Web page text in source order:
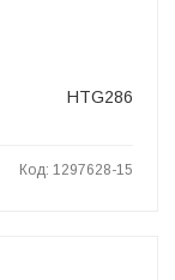
HTG286
Код: 1297628-15